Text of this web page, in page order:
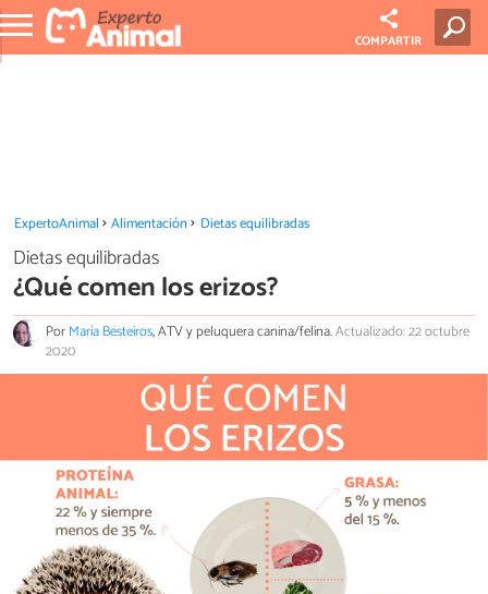
COMPARTIR
ExpertoAnimal Alimentación Dietas equilibradas
Dietas equilibradas
¿Qué comen los erizos?
PorMaría Besteiros, ATV y peluquera canina/felina.Actualizado: 22 octubre
2020